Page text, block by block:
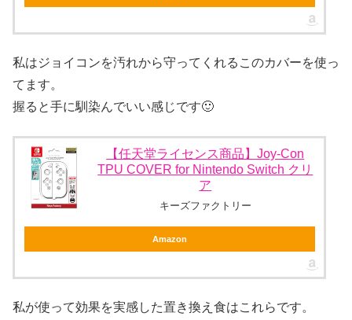
私はジョイコンを汚れから守ってくれるこのカバーを使っ
てます。
握ると手に馴染んでいい感じです🙂
【任天堂ライセンス商品】Joy-Con
TPU COVER for Nintendo Switch クリ
ア
キーズファクトリー
Amazon
私が使って効果を実感した置き換え食はこれらです。